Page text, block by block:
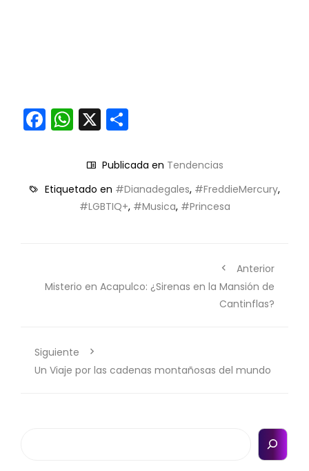
Facebook
WhatsApp
X
Publicada en Tendencias
Etiquetado en #Dianadegales, #FreddieMercury,
#LGBTIQ+, #Musica, #Princesa
Anterior
Misterio en Acapulco: ¿Sirenas en la Mansión de
Cantinflas?
Siguiente
Un Viaje por las cadenas montañosas del mundo